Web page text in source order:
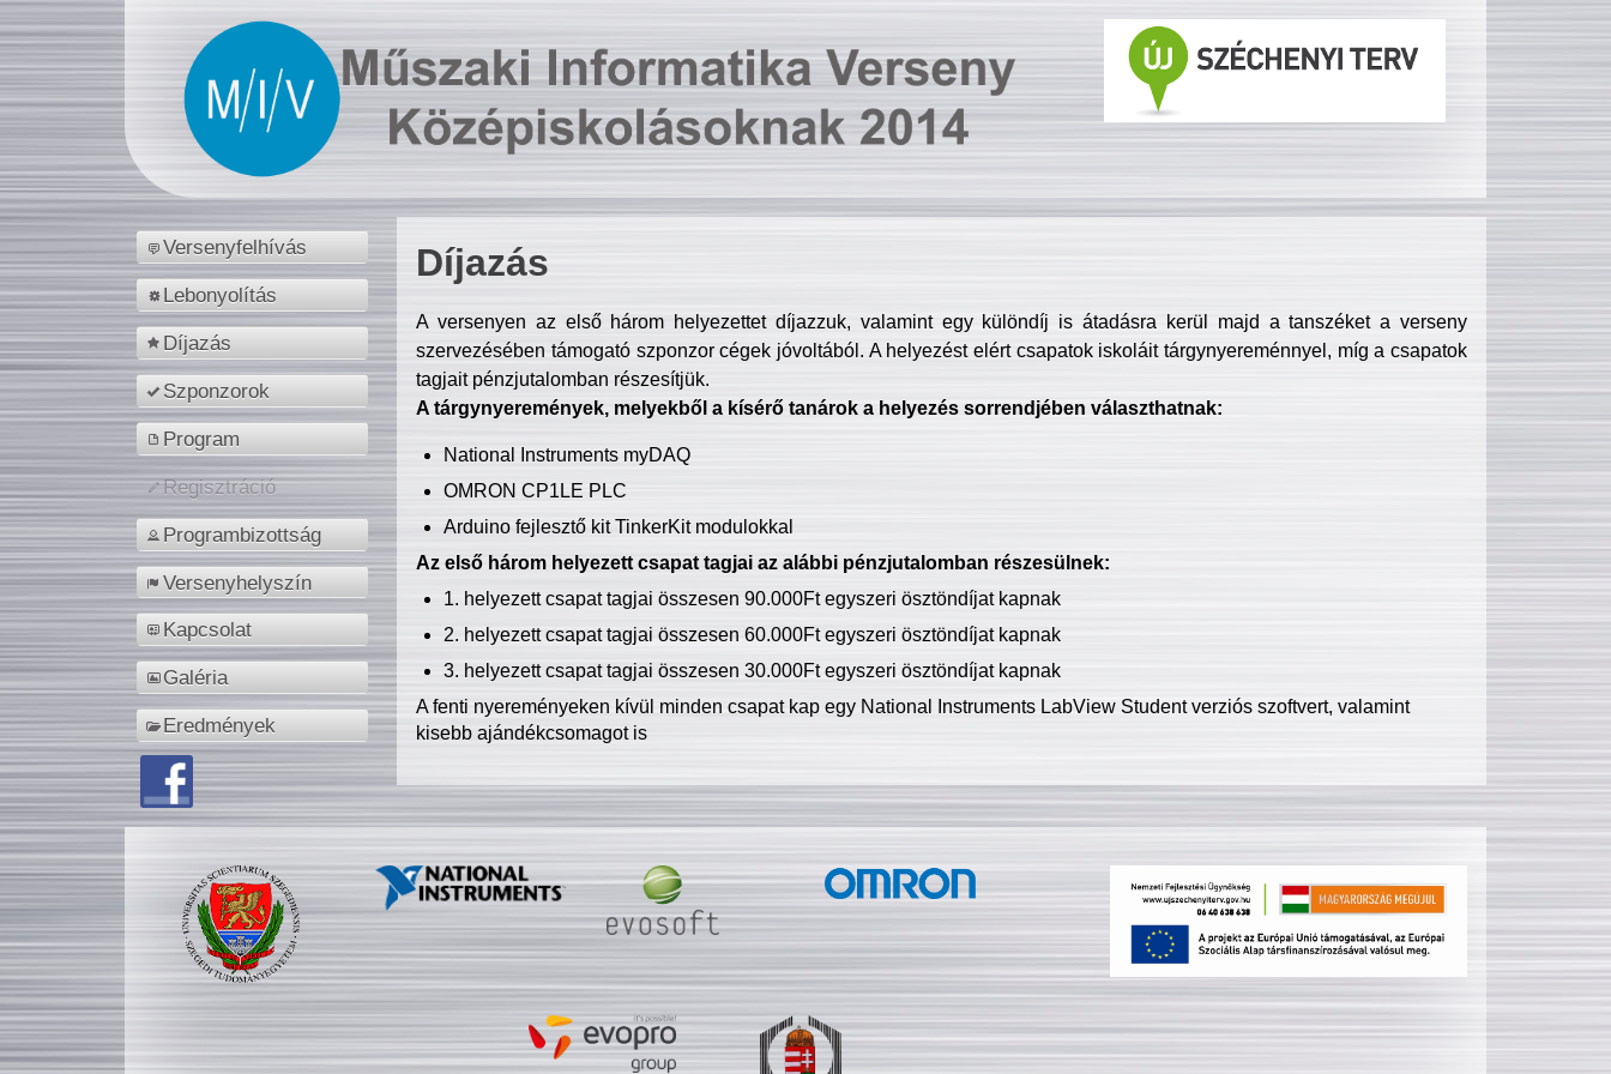
Versenyfelhívás
Lebonyolítás
Díjazás
Szponzorok
Program
Regisztráció
Programbizottság
Versenyhelyszín
Kapcsolat
Galéria
Eredmények
Díjazás
A versenyen az első három helyezettet díjazzuk, valamint egy különdíj is átadásra kerül majd a tanszéket a verseny
szervezésében támogató szponzor cégek jóvoltából. A helyezést elért csapatok iskoláit tárgynyereménnyel, míg a csapatok
tagjait pénzjutalomban részesítjük.
A tárgynyeremények, melyekből a kísérő tanárok a helyezés sorrendjében választhatnak:
National Instruments myDAQ
OMRON CP1LE PLC
Arduino fejlesztő kit TinkerKit modulokkal
Az első három helyezett csapat tagjai az alábbi pénzjutalomban részesülnek:
1. helyezett csapat tagjai összesen 90.000Ft egyszeri ösztöndíjat kapnak
2. helyezett csapat tagjai összesen 60.000Ft egyszeri ösztöndíjat kapnak
3. helyezett csapat tagjai összesen 30.000Ft egyszeri ösztöndíjat kapnak
A fenti nyereményeken kívül minden csapat kap egy National Instruments LabView Student verziós szoftvert, valamint
kisebb ajándékcsomagot is